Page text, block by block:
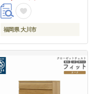
福岡県 大川市